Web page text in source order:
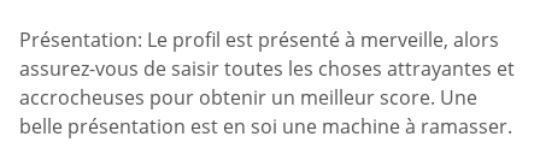
Présentation: Le profil est présenté à merveille, alors
assurez-vous de saisir toutes les choses attrayantes et
accrocheuses pour obtenir un meilleur score. Une
belle présentation est en soi une machine à ramasser.